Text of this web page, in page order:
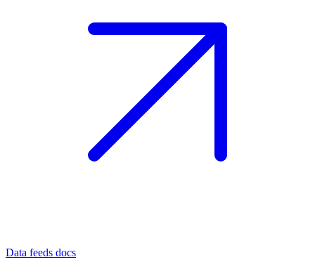
Data feeds docs